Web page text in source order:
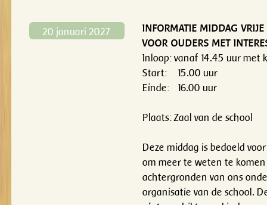
20 januari 2027
INFORMATIE MIDDAG
VOOR OUDERS MET
Inloop: vanaf 14.45 uur met
Start: 15.00 uur
Einde: 16.00 uur
Plaats: Zaal van de school
Deze middag is bedoeld
om meer te weten te
achtergronden van ons
organisatie van de school.